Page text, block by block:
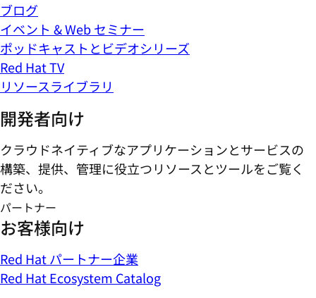
ブログ
イベント & Web セミナー
ポッドキャストとビデオシリーズ
Red Hat TV
リソースライブラリ
開発者向け
クラウドネイティブなアプリケーションとサービスの
構築、提供、管理に役立つリソースとツールをご覧く
ださい。
パートナー
お客様向け
Red Hat パートナー企業
Red Hat Ecosystem Catalog